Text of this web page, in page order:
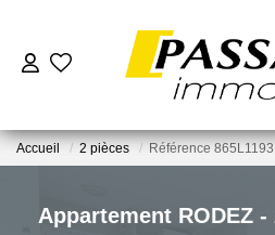
Accueil 2 pièces Référence 865L1193
Appartement RODEZ